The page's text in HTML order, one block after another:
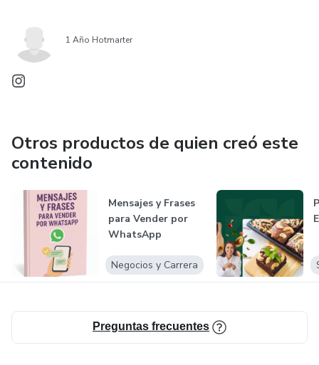
1 Año Hotmarter
Otros productos de quien creó este
contenido
Mensajes y Frases
para Vender por
WhatsApp
Negocios y Carrera
Preguntas frecuentes